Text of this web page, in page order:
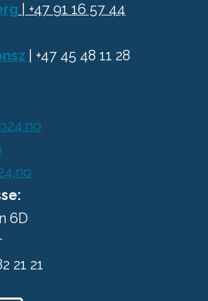
| +47 91 16 57 44
| +47 45 48 11 28
6D
21 21